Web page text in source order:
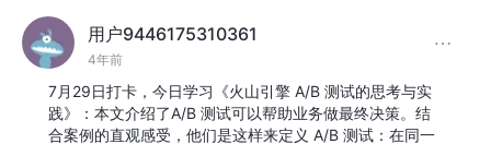
用户9446175310361
4年前
7月29日打卡，今日学习《火山引擎 A/B 测试的思考与实
践》：本文介绍了A/B 测试可以帮助业务做最终决策。结
合案例的直观感受，他们是这样来定义 A/B 测试：在同一